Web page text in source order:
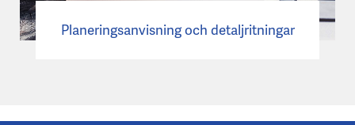
Planeringsanvisning och detaljritningar